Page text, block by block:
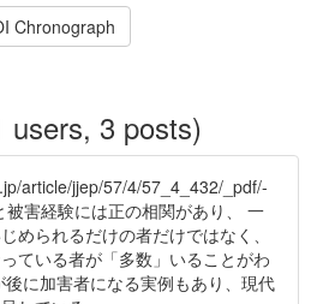
Chronograph
users, 3 posts)
article/jjep/57/4/57_4_432/_pdf/-
害経験には正の相関があり、 一
められるだけの者だけではなく、
ている者が「多数」いることがわ
に加害者になる実例もあり、現代